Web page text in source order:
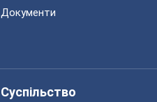
Документи
Суспільство